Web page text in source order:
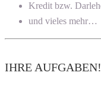
Kredit bzw.
und vieles mehr…
IHRE AUFGABEN!